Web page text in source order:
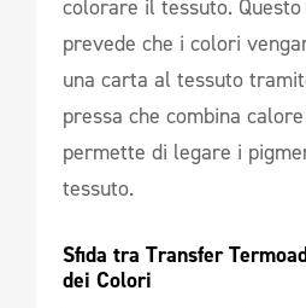
colorare il tessuto.
prevede che i colori
una carta al tessuto
pressa che combina
permette di legare i
tessuto.
Sfida tra Transfer
dei Colori